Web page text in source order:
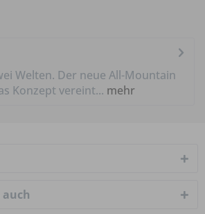
Welten. Der neue All-Mountain
Konzept vereint... mehr